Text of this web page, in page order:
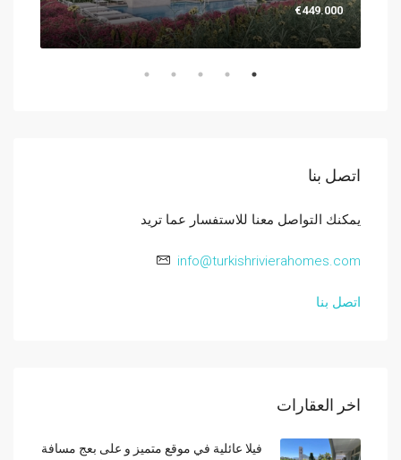
€449.000
اتصل بنا
يمكنك التواصل معنا للاستفسار عما تريد
info@turkishrivierahomes.com
اتصل بنا
اخر العقارات
فيلا عائلية في موقع متميز و على بعج مسافة